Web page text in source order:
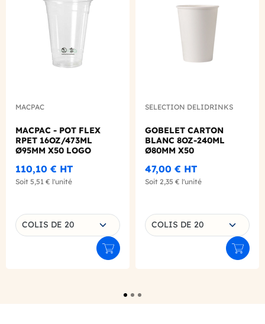
MACPAC
MACPAC - POT FLEX
RPET 16OZ/473ML
Ø95MM X50 LOGO
FRANCAIS
110,10 € HT
Soit 5,51 € l'unité
Choisissez une déclinaison
COLIS DE 20
Ajouter au panier
SELECTION DELIDRINKS
GOBELET CARTON
BLANC 8OZ-240ML
Ø80MM X50
47,00 € HT
Soit 2,35 € l'unité
Choisissez une déclinaison
COLIS DE 20